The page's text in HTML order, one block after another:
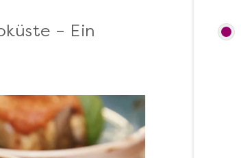
– Ein